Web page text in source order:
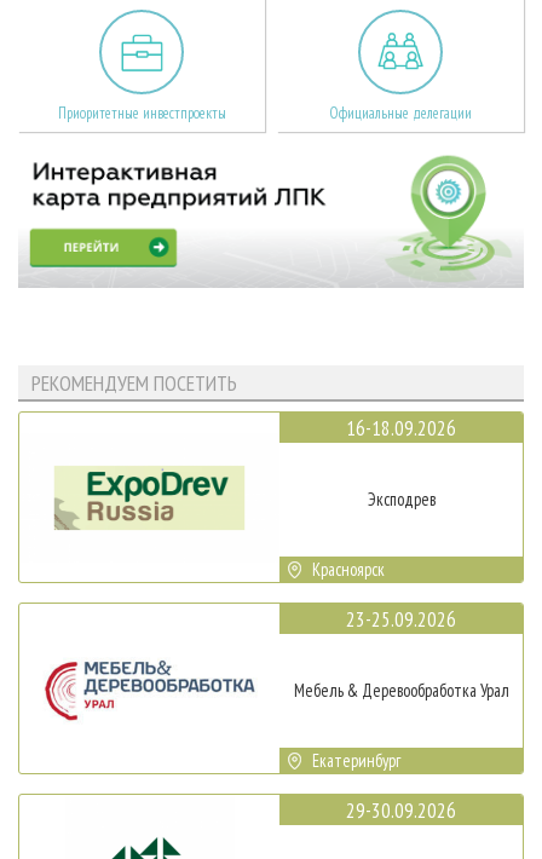
Приоритетные инвестпроекты Официальные делегации
РЕКОМЕНДУЕМ ПОСЕТИТЬ
16-18.09.2026
Эксподрев
Красноярск
23-25.09.2026
Мебель & Деревообработка Урал
Екатеринбург
29-30.09.2026